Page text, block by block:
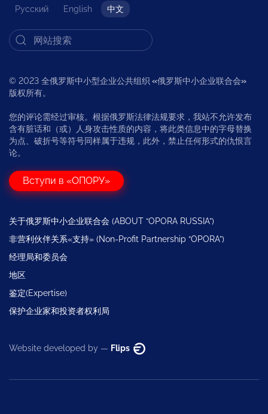
Русский English 中文
© 2023 全俄罗斯中小型企业公共组织 «俄罗斯中小企业联合会»
版权所有。
您的评论需经过审核。根据俄罗斯法律法规要求，我站不允许发布
含有脏话和（或）人身攻击性质的内容，将此类信息中的字母替换
为点、破折号等符号同样属于违规，此外，禁止任何形式的仇恨言
论。
Вступи в «ОПОРУ»
关于俄罗斯中小企业联合会 (ABOUT “OPORA RUSSIA”)
非营利伙伴关系«支持» (Non-Profit Partnership “OPORA”)
经理局和委员会
地区
鉴定(Expertise)
保护企业家和投资者权利局
Website developed by — Flips